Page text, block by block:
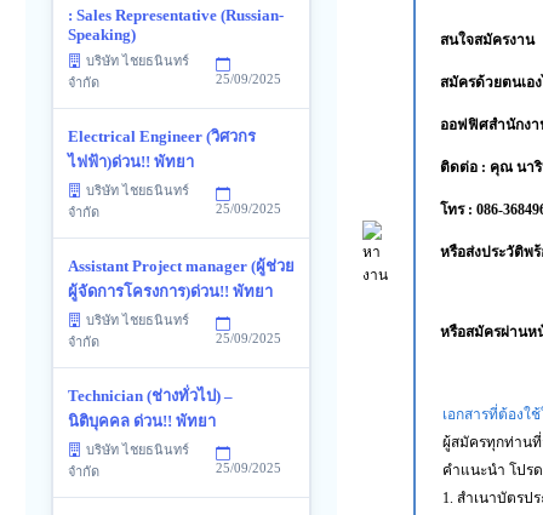
: Sales Representative (Russian-
Speaking)
บริษัท ไชยธนินทร์
จำกัด
25/09/2025
Electrical Engineer (วิศวกร
ไฟฟ้า)ด่วน!! พัทยา
บริษัท ไชยธนินทร์
จำกัด
25/09/2025
Assistant Project manager (ผู้ช่วย
ผู้จัดการโครงการ)ด่วน!! พัทยา
บริษัท ไชยธนินทร์
จำกัด
25/09/2025
Technician (ช่างทั่วไป) –
นิติบุคคล ด่วน!! พัทยา
บริษัท ไชยธนินทร์
จำกัด
25/09/2025
สนใจสมัครงาน
สมัครด้วยตนเอ
ออฟฟิศสำนักงา
ติดต่อ : คุณ นา
โทร : 086-
หรือส่งประวัติพ
หรือสมัครผ่านห
เอกสารที่ต้องใ
ผู้สมัครทุกท่านที่
คำแนะนำ โปร
1. สำเนาบัตรป